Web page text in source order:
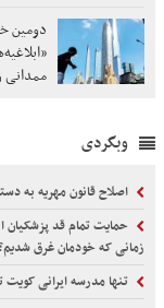
دومین
ممدانی
وبگردی
اصلاح قانون مهریه به
حمایت تمام قد
زمانی که خودمان غرق
تنها مدرسه ایرانی